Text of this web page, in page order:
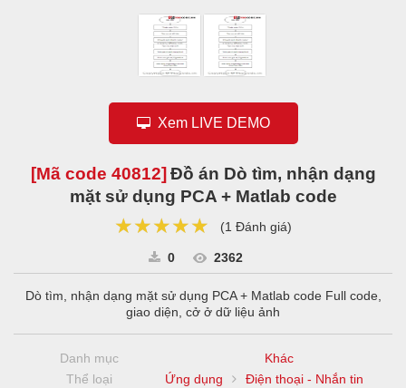
Xem LIVE DEMO
[Mã code 40812] Đồ án Dò tìm, nhận dạng
mặt sử dụng PCA + Matlab code
★★★★★
★★★★★
★★★★★ (1 Đánh giá)
0 2362
Dò tìm, nhận dạng mặt sử dụng PCA + Matlab code Full code,
giao diện, cở ở dữ liệu ảnh
Danh mục
Khác
Thể loại
Ứng dụng
Điện thoại - Nhắn tin